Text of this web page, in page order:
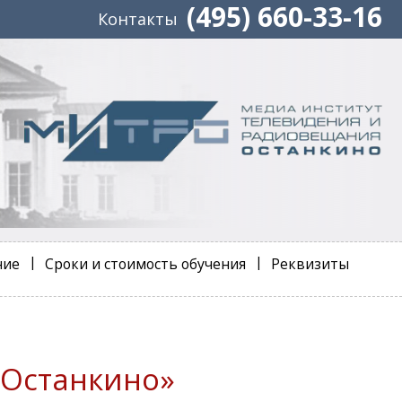
Контакты (495) 660-33-16
Сроки и стоимость обучения Реквизиты